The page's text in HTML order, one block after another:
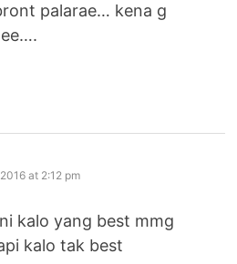
palarae… kena g
at 2:12 pm
kalo yang best mmg
kalo tak best